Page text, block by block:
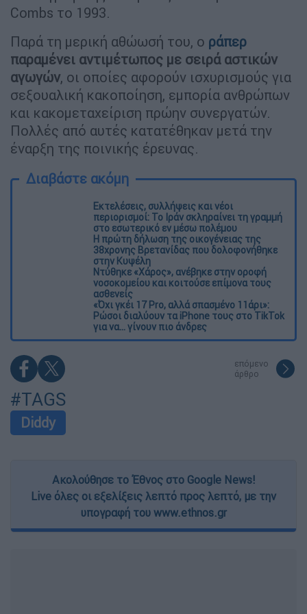
Combs το 1993.
Παρά τη μερική αθώωσή του, ο ράπερ
παραμένει αντιμέτωπος με σειρά αστικών
αγωγών, οι οποίες αφορούν ισχυρισμούς για
σεξουαλική κακοποίηση, εμπορία ανθρώπων
και κακομεταχείριση πρώην συνεργατών.
Πολλές από αυτές κατατέθηκαν μετά την
έναρξη της ποινικής έρευνας.
Διαβάστε ακόμη
Εκτελέσεις, συλλήψεις και νέοι
περιορισμοί: Το Ιράν σκληραίνει τη γραμμή
στο εσωτερικό εν μέσω πολέμου
Η πρώτη δήλωση της οικογένειας της
38χρονης Βρετανίδας που δολοφονήθηκε
στην Κυψέλη
Ντύθηκε «Χάρος», ανέβηκε στην οροφή
νοσοκομείου και κοιτούσε επίμονα τους
ασθενείς
«Όχι γκέι 17 Pro, αλλά σπασμένο 11άρι»:
Ρώσοι διαλύουν τα iPhone τους στο TikTok
για να... γίνουν πιο άνδρες
επόμενο
άρθρο
#TAGS
Diddy
Ακολούθησε το Έθνος στο Google News!
Live όλες οι εξελίξεις λεπτό προς λεπτό, με την
υπογραφή του www.ethnos.gr